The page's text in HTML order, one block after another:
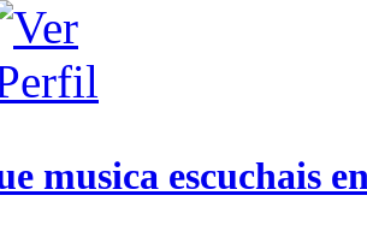
musica escuchais